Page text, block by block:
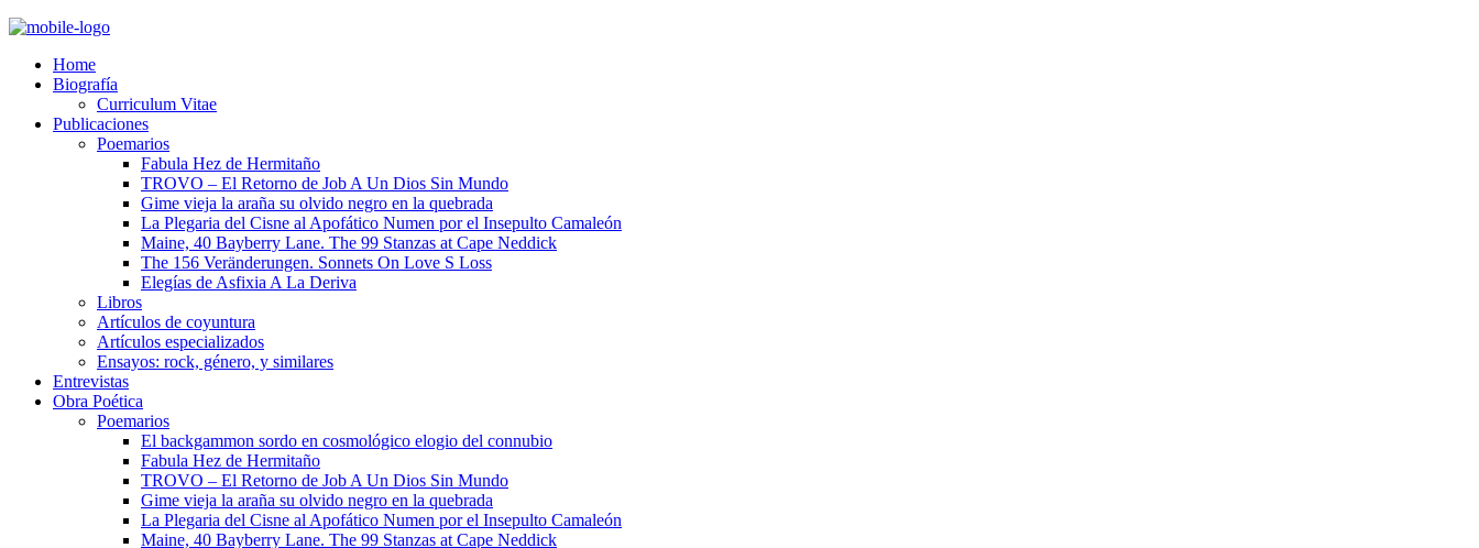
Home
Biografía
Curriculum Vitae​
Publicaciones
Poemarios
Fabula Hez de Hermitaño
TROVO – El Retorno de Job A Un Dios Sin Mundo
Gime vieja la araña su olvido negro en la quebrada
La Plegaria del Cisne al Apofático Numen por el Insepulto Camaleón
Maine, 40 Bayberry Lane. The 99 Stanzas at Cape Neddick
The 156 Veränderungen. Sonnets On Love S Loss
Elegías de Asfixia A La Deriva
Libros
Artículos de coyuntura
Artículos especializados
Ensayos: rock, género, y similares
Entrevistas
Obra Poética
Poemarios
El backgammon sordo en cosmológico elogio del connubio
Fabula Hez de Hermitaño
TROVO – El Retorno de Job A Un Dios Sin Mundo
Gime vieja la araña su olvido negro en la quebrada
La Plegaria del Cisne al Apofático Numen por el Insepulto Camaleón
Maine, 40 Bayberry Lane. The 99 Stanzas at Cape Neddick